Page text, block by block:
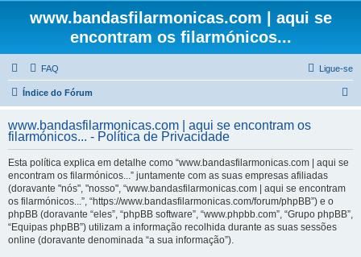
www.bandasfilarmonicas.com | aqui se
encontram os filarmónicos...
FAQ Ligue-se
Índice do Fórum
q
www.bandasfilarmonicas.com | aqui se encontram os
filarmónicos... - Política de Privacidade
Esta política explica em detalhe como “www.bandasfilarmonicas.com | aqui se
encontram os filarmónicos...” juntamente com as suas empresas afiliadas
(doravante "nós", "nosso", “www.bandasfilarmonicas.com | aqui se encontram
os filarmónicos...”, “https://www.bandasfilarmonicas.com/forum/phpBB”) e o
phpBB (doravante “eles”, “phpBB software”, “www.phpbb.com”, “Grupo phpBB”,
“Equipas phpBB”) utilizam a informação recolhida durante as suas sessões
online (doravante denominada “a sua informação”).